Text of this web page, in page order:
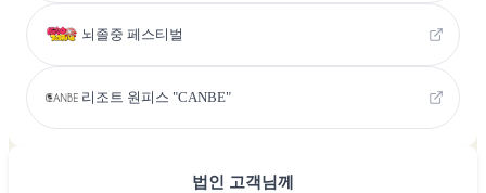
뇌졸중 페스티벌
리조트 원피스 "CANBE"
법인 고객님께